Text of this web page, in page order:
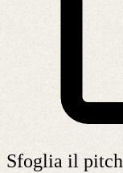
Sfoglia il pitch